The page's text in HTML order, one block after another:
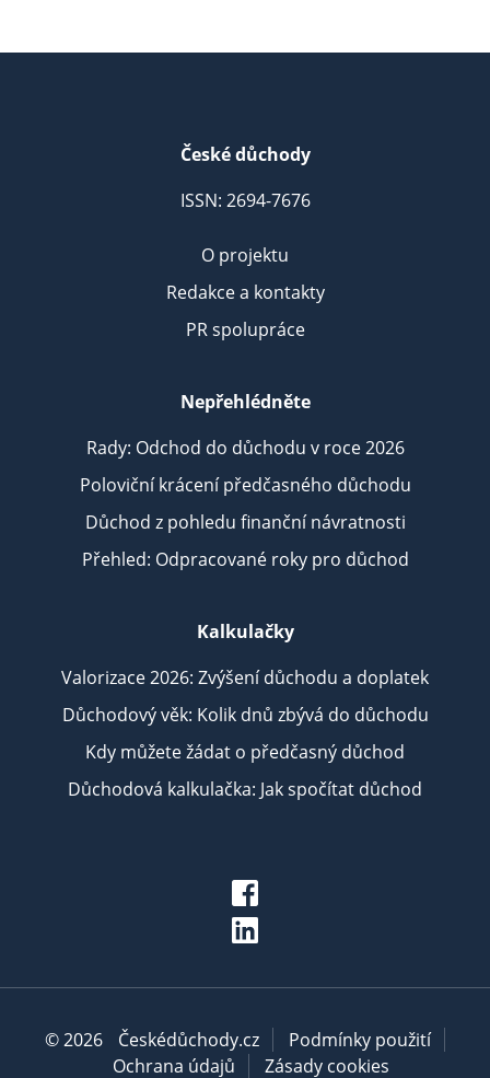
České důchody
ISSN: 2694-7676
O projektu
Redakce a kontakty
PR spolupráce
Nepřehlédněte
Rady: Odchod do důchodu v roce 2026
Poloviční krácení předčasného důchodu
Důchod z pohledu finanční návratnosti
Přehled: Odpracované roky pro důchod
Kalkulačky
Valorizace 2026: Zvýšení důchodu a doplatek
Důchodový věk: Kolik dnů zbývá do důchodu
Kdy můžete žádat o předčasný důchod
Důchodová kalkulačka: Jak spočítat důchod
© 2026 Českédůchody.cz
Podmínky použití
Ochrana údajů
Zásady cookies